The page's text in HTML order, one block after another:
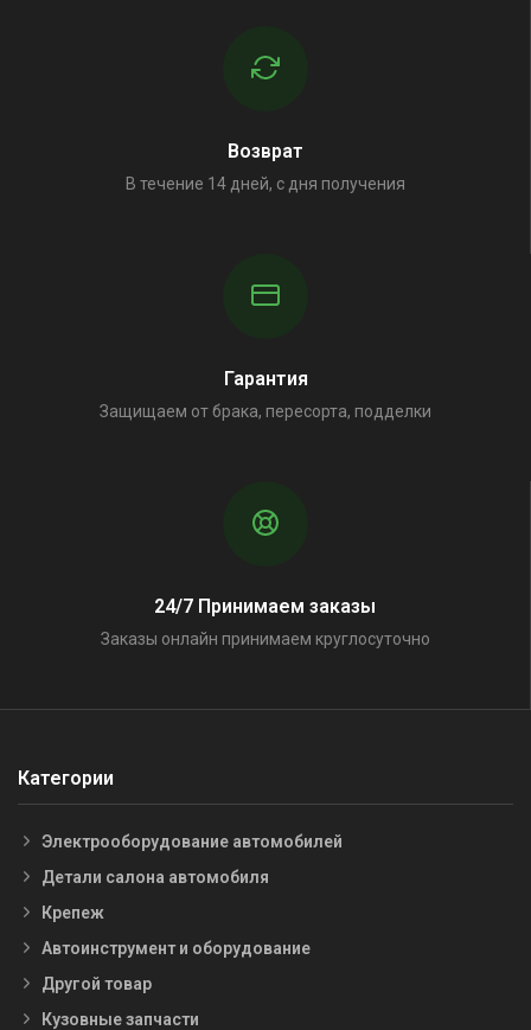
Возврат
В течение 14 дней, с дня получения
Гарантия
Защищаем от брака, пересорта, подделки
24/7 Принимаем заказы
Заказы онлайн принимаем круглосуточно
Категории
Электрооборудование автомобилей
Детали салона автомобиля
Крепеж
Автоинструмент и оборудование
Другой товар
Кузовные запчасти